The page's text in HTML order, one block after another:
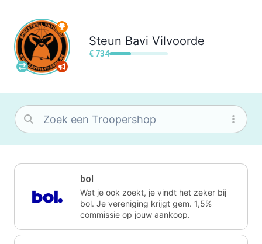
Steun Bavi Vilvoorde
€ 734
bol
Wat je ook zoekt, je vindt het zeker bij
bol. Je vereniging krijgt gem. 1,5%
commissie op jouw aankoop.